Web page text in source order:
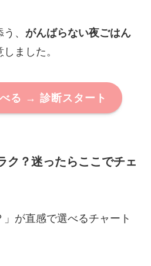
、 がんばらない夜ごはん
ました。
る → 診断スタート
ク？迷ったらここでチェ
」が直感で選べるチャート